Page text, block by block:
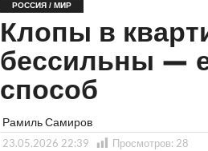
РОССИЯ / МИР
Клопы в
бессильны —
способ
Рамиль Самиров
23.05.2026 22:39 Просмотров: 28